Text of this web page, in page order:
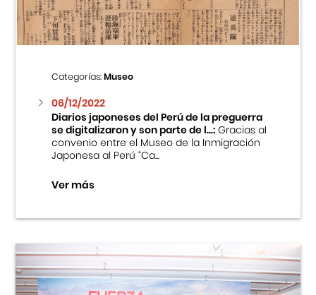
Categorías:Museo
06/12/2022
Diarios japoneses del Perú de la preguerra
se digitalizaron y son parte de l...:Gracias al
convenio entre el Museo de la Inmigración
Japonesa al Perú “Ca...
Ver más